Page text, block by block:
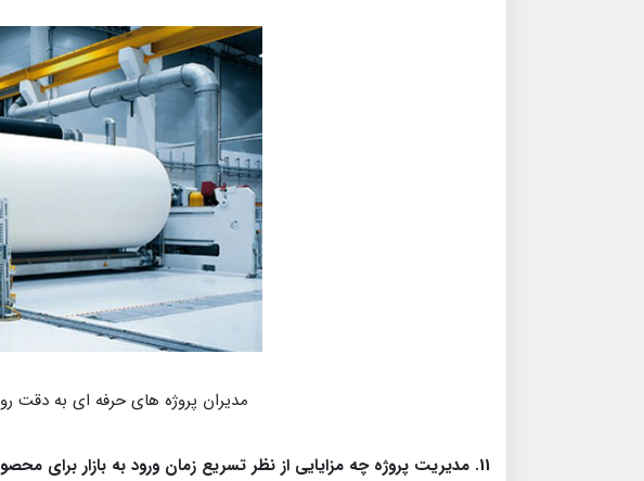
مدیران پروژه های حرفه ای به دقت
11. مدیریت پروژه چه مزایایی از نظر تسریع زمان ورود به بازار برای محصولات کاغذی جدید ارائه می دهد؟